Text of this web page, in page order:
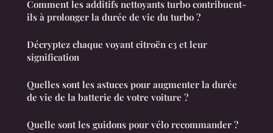
Comment les additifs nettoyants turbo contribuent-
ils à prolonger la durée de vie du turbo ?
Décryptez chaque voyant citroën c3 et leur
signification
Quelles sont les astuces pour augmenter la durée
de vie de la batterie de votre voiture ?
Quelle sont les guidons pour vélo recommander ?